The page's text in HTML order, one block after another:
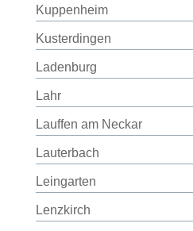
Kuppenheim
Kusterdingen
Ladenburg
Lahr
Lauffen am Neckar
Lauterbach
Leingarten
Lenzkirch